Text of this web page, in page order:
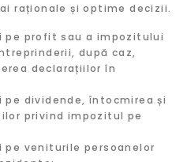
raționale și optime decizii.
pe profit sau a impozitului
după caz,
declarațiilor în
dividende, întocmirea și
privind impozitul pe
veniturile persoanelor